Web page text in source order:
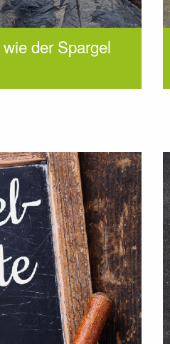
der Spargel